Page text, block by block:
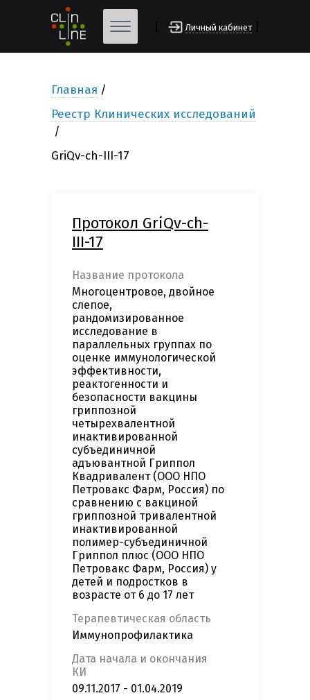
Личный кабинет
Главная
Реестр Клинических исследований
GriQv-ch-III-17
Протокол GriQv-ch-
III-17
Название протокола
Многоцентровое, двойное
слепое,
рандомизированное
исследование в
параллельных группах по
оценке иммунологической
эффективности,
реактогенности и
безопасности вакцины
гриппозной
четырехвалентной
инактивированной
субъединичной
адъювантной Гриппол
Квадривалент (ООО НПО
Петровакс Фарм, Россия) по
сравнению с вакциной
гриппозной тривалентной
инактивированной
полимер-субъединичной
Гриппол плюс (ООО НПО
Петровакс Фарм, Россия) у
детей и подростков в
возрасте от 6 до 17 лет
Терапевтическая область
Иммунопрофилактика
Дата начала и окончания
КИ
09.11.2017 - 01.04.2019